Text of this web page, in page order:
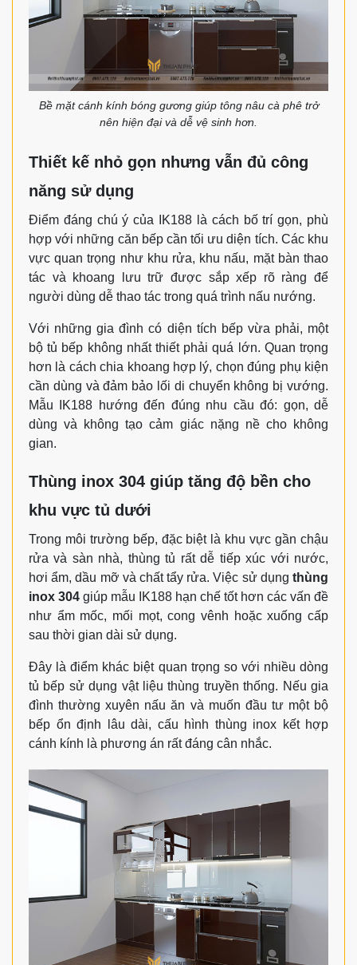
Bề mặt cánh kính bóng gương giúp tông nâu cà phê trở
nên hiện đại và dễ vệ sinh hơn.
Thiết kế nhỏ gọn nhưng vẫn đủ công
năng sử dụng
Điểm đáng chú ý của IK188 là cách bố trí gọn, phù
hợp với những căn bếp cần tối ưu diện tích. Các khu
vực quan trọng như khu rửa, khu nấu, mặt bàn thao
tác và khoang lưu trữ được sắp xếp rõ ràng để
người dùng dễ thao tác trong quá trình nấu nướng.
Với những gia đình có diện tích bếp vừa phải, một
bộ tủ bếp không nhất thiết phải quá lớn. Quan trọng
hơn là cách chia khoang hợp lý, chọn đúng phụ kiện
cần dùng và đảm bảo lối di chuyển không bị vướng.
Mẫu IK188 hướng đến đúng nhu cầu đó: gọn, dễ
dùng và không tạo cảm giác nặng nề cho không
gian.
Thùng inox 304 giúp tăng độ bền cho
khu vực tủ dưới
Trong môi trường bếp, đặc biệt là khu vực gần chậu
rửa và sàn nhà, thùng tủ rất dễ tiếp xúc với nước,
hơi ẩm, dầu mỡ và chất tẩy rửa. Việc sử dụng thùng
inox 304 giúp mẫu IK188 hạn chế tốt hơn các vấn đề
như ẩm mốc, mối mọt, cong vênh hoặc xuống cấp
sau thời gian dài sử dụng.
Đây là điểm khác biệt quan trọng so với nhiều dòng
tủ bếp sử dụng vật liệu thùng truyền thống. Nếu gia
đình thường xuyên nấu ăn và muốn đầu tư một bộ
bếp ổn định lâu dài, cấu hình thùng inox kết hợp
cánh kính là phương án rất đáng cân nhắc.